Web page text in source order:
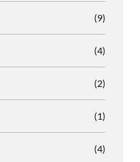
(9)
(4)
(2)
(1)
(4)